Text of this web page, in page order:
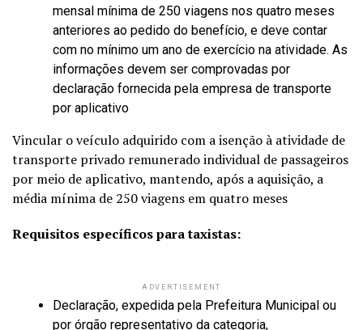
mensal mínima de 250 viagens nos quatro meses
anteriores ao pedido do benefício, e deve contar
com no mínimo um ano de exercício na atividade. As
informações devem ser comprovadas por
declaração fornecida pela empresa de transporte
por aplicativo
Vincular o veículo adquirido com a isenção à atividade de
transporte privado remunerado individual de passageiros
por meio de aplicativo, mantendo, após a aquisição, a
média mínima de 250 viagens em quatro meses
Requisitos específicos para taxistas:
ADVERTISEMENT
Declaração, expedida pela Prefeitura Municipal ou
por órgão representativo da categoria,